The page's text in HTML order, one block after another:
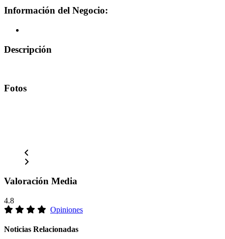
Información del Negocio:
Descripción
Fotos
Valoración Media
4.8
Opiniones
Noticias Relacionadas